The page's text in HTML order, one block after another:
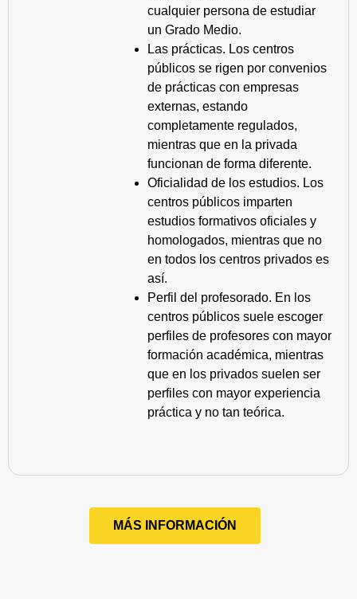
cualquier persona de estudiar
un Grado Medio.
Las prácticas. Los centros
públicos se rigen por convenios
de prácticas con empresas
externas, estando
completamente regulados,
mientras que en la privada
funcionan de forma diferente.
Oficialidad de los estudios. Los
centros públicos imparten
estudios formativos oficiales y
homologados, mientras que no
en todos los centros privados es
así.
Perfil del profesorado. En los
centros públicos suele escoger
perfiles de profesores con mayor
formación académica, mientras
que en los privados suelen ser
perfiles con mayor experiencia
práctica y no tan teórica.
MÁS INFORMACIÓN